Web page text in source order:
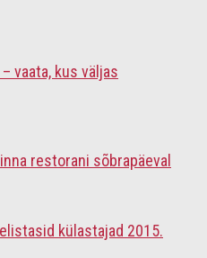
vaata, kus väljas
restorani sõbrapäeval
külastajad 2015.